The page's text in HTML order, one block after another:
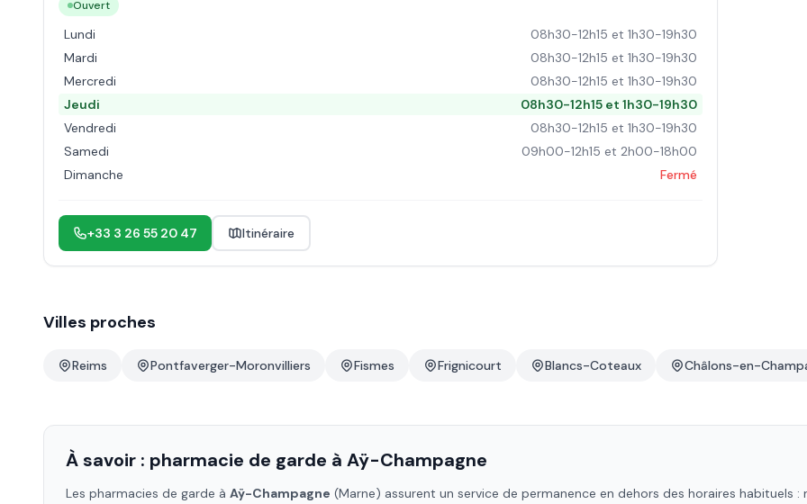
Ouvert
Lundi
08h30-12h15 et 1h30-19h30
Mardi
08h30-12h15 et 1h30-19h30
Mercredi
08h30-12h15 et 1h30-19h30
Jeudi
08h30-12h15 et 1h30-19h30
Vendredi
08h30-12h15 et 1h30-19h30
Samedi
09h00-12h15 et 2h00-18h00
Dimanche
Fermé
+33 3 26 55 20 47 Itinéraire
Villes proches
Reims Pontfaverger-Moronvilliers Fismes Frignicourt Blancs-Coteaux Châlons-en-
À savoir : pharmacie de garde à Aÿ-Champagne
Les pharmacies de garde à Aÿ-Champagne (Marne) assurent un service de permanence en dehors des horaires habituels